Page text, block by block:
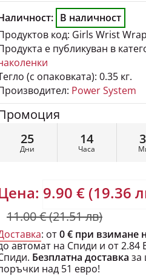
В наличност
код: Girls Wrist
е публикуван в
(с опаковката): 0.35 кг.
Power System
25
Дни
14
Часа
9.90 € (19.36
11.00 € (21.51 лв)
: от0 € при взимане
автомат на Спиди и от 2.84
Безплатна доставка за
над 51 евро!